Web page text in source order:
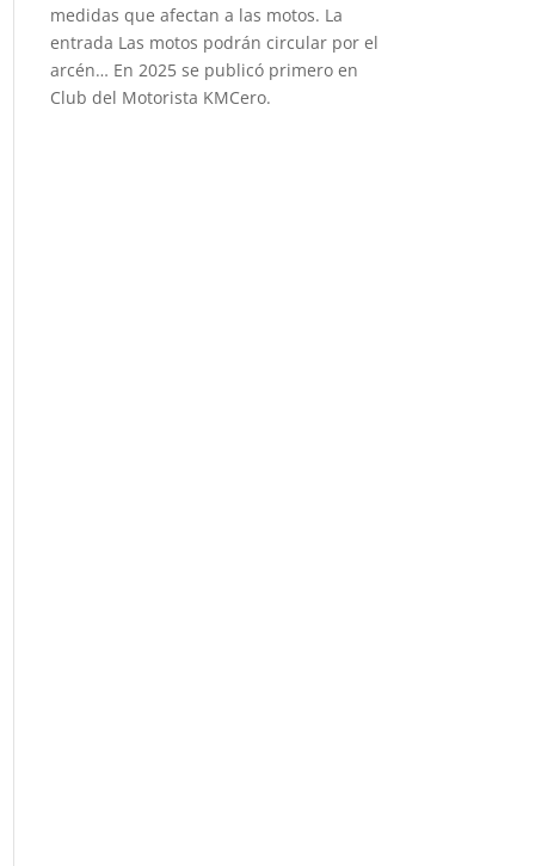
medidas que afectan a las motos. La
entrada Las motos podrán circular por el
arcén… En 2025 se publicó primero en
Club del Motorista KMCero.